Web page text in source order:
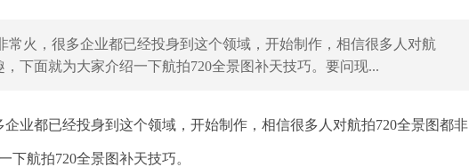
常火，很多企业都已经投身到这个领域，开始制作，相信很多人对航
下面就为大家介绍一下航拍720全景图补天技巧。要问现...
企业都已经投身到这个领域，开始制作，相信很多人对航拍720全景图都非
下航拍720全景图补天技巧。